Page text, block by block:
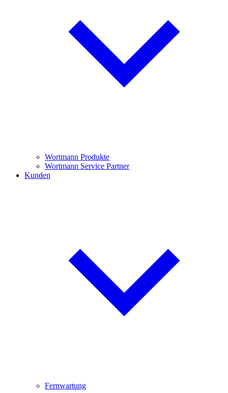
Wortmann Produkte
Wortmann Service Partner
Kunden
Fernwartung